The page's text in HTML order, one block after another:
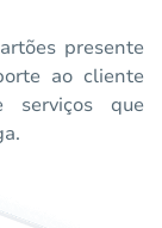
presente
ao cliente
serviços que